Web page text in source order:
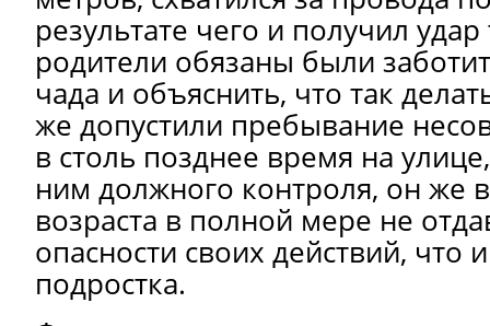
результате чего и получил
родители обязаны были
чада и объяснить, что так
же допустили пребывание
в столь позднее время на
ним должного контроля, он же
возраста в полной мере не
опасности своих действий, что
подростка.